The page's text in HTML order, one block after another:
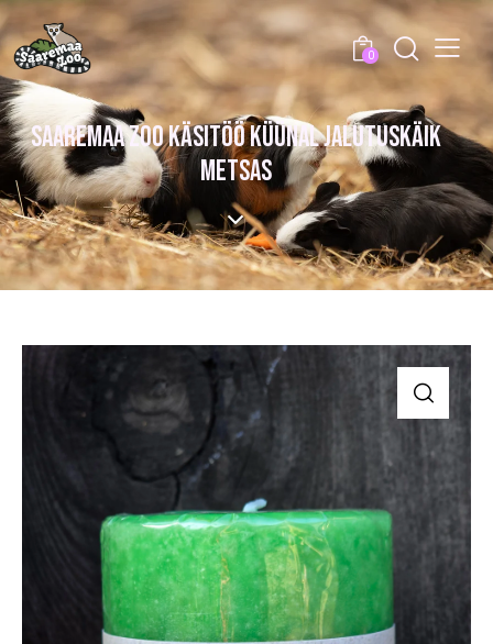
0
SAAREMAA ZOO KÄSITÖÖ KÜÜNAL JALUTUSKÄIK
METSAS